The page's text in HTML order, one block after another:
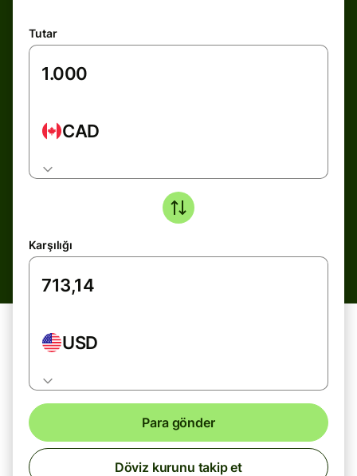
Tutar
CAD
Karşılığı
USD
Para gönder
Döviz kurunu takip et